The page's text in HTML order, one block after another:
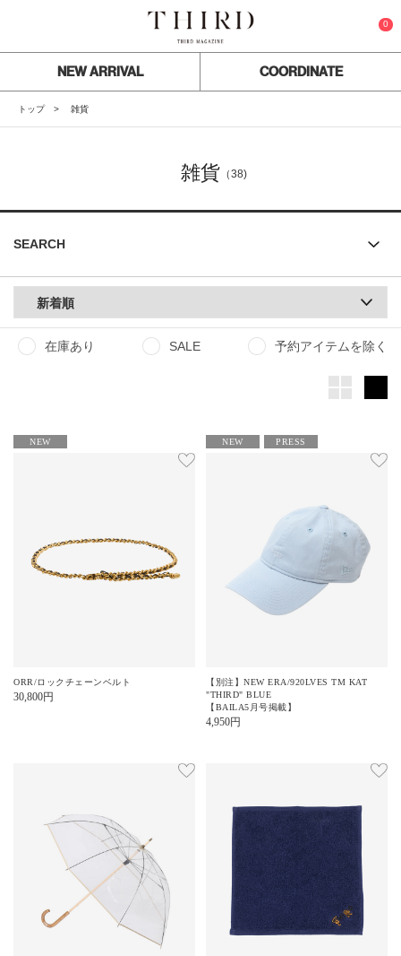
0
NEW ARRIVAL COORDINATE
トップ 雑貨
雑貨 （38)
SEARCH
新着順
在庫あり SALE 予約アイテムを除く
NEW
ORR/ロックチェーンベルト
30,800円
NEW PRESS
【別注】NEW ERA/920LVES TM KAT
"THIRD" BLUE
【BAILA5月号掲載】
4,950円